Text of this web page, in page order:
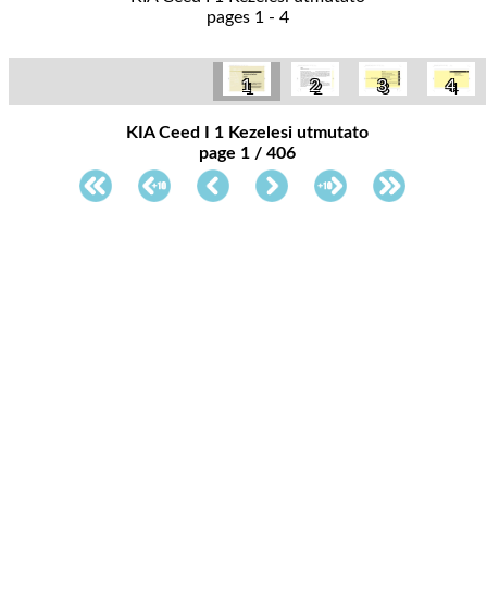
pages 1 - 4
1 2 3 4
KIA Ceed I 1 Kezelesi utmutato
page 1 / 406